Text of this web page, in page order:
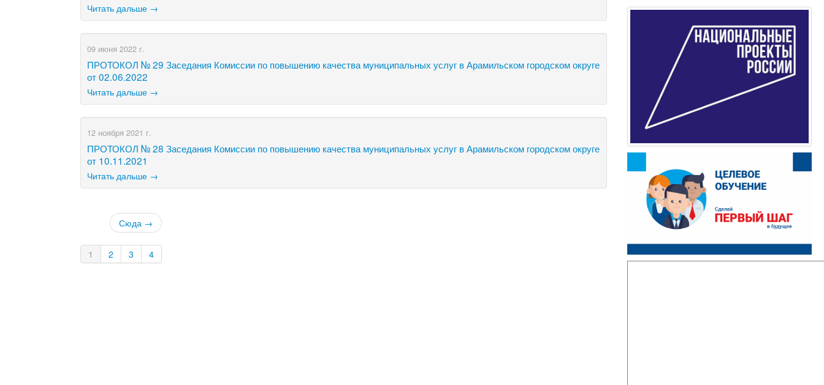
Читать дальше →
09 июня 2022 г.
ПРОТОКОЛ № 29 Заседания Комиссии по повышению качества муниципальных услуг в Арамильском городском округе
от 02.06.2022
Читать дальше →
12 ноября 2021 г.
​ПРОТОКОЛ № 28 Заседания Комиссии по повышению качества муниципальных услуг в Арамильском городском округе
от 10.11.2021
Читать дальше →
Сюда →
1 2 3 4